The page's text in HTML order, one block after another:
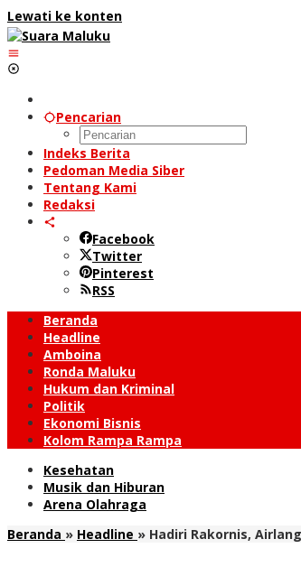
Lewati ke konten
Pencarian
Indeks Berita
Pedoman Media Siber
Tentang Kami
Redaksi
Facebook
Twitter
Pinterest
RSS
Beranda
Headline
Amboina
Ronda Maluku
Hukum dan Kriminal
Politik
Ekonomi Bisnis
Kolom Rampa Rampa
Kesehatan
Musik dan Hiburan
Arena Olahraga
Beranda » Headline » Hadiri Rakornis,